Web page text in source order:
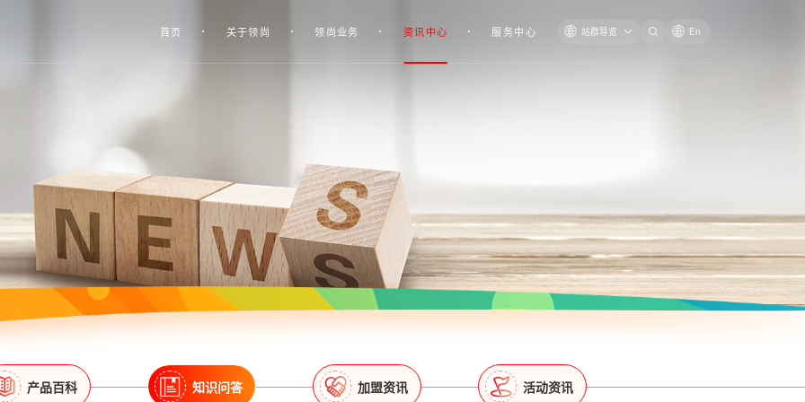
首页 关于领尚 领尚业务 资讯中心 服务中心 站群导览 En
产品百科 知识问答 加盟资讯 活动资讯